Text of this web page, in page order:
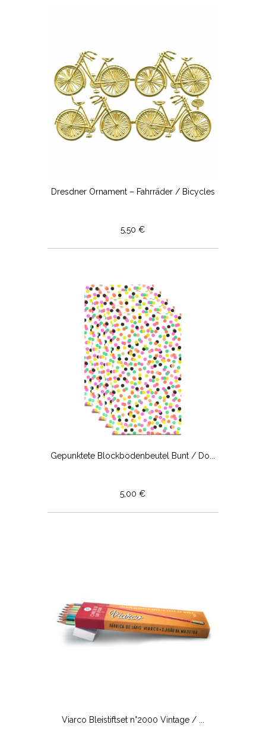
Dresdner Ornament – Fahrräder / Bicycles
5,50 €
Gepunktete Blockbodenbeutel Bunt / Do...
5,00 €
Viarco Bleistiftset n°2000 Vintage / ...